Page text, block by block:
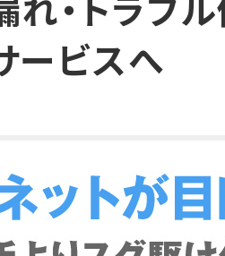
れ・トラブ
ービスへ